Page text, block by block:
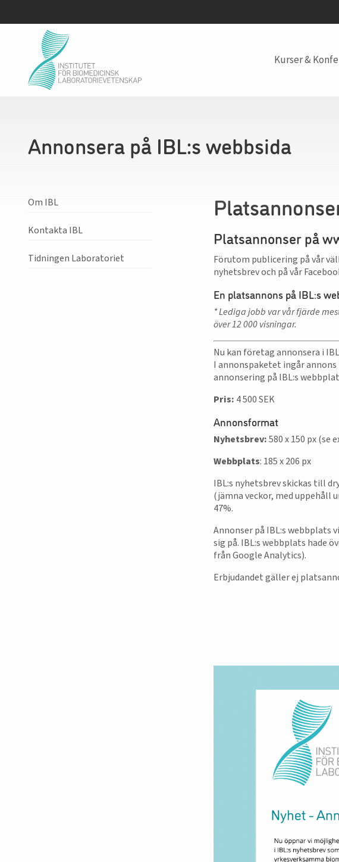
Kurser &
Annonsera på IBL:s webbsida
Om IBL
Kontakta IBL
Tidningen Laboratoriet
Platsannonser på
Förutom publicering på vår
nyhetsbrev och på vår
En platsannons på IBL:s
* Lediga jobb var vår fjärde
över 12 000 visningar.
Nu kan företag annonsera i
I annonspaketet ingår
annonsering på IBL:s
Pris: 4 500 SEK
Annonsformat
Nyhetsbrev:580 x 150 px (se
Webbplats: 185 x 206 px
IBL:s nyhetsbrev skickas till
(jämna veckor, med uppehåll
47%.
Annonser på IBL:s webbplats
sig på. IBL:s webbplats hade
från Google Analytics).
Erbjudandet gäller ej